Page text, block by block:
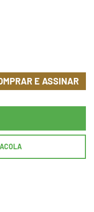
E ASSINAR